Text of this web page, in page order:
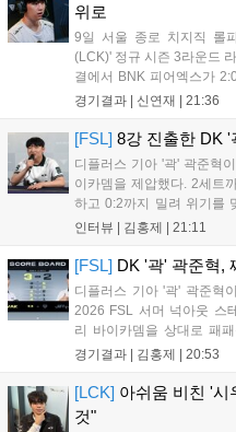
위로
9일 서울 종로 치지직 롤
(LCK)' 정규 시즌 3라운드
결에서 BNK 피어엑스가
달리가 제대로 통했고, 2세
경기결과 | 신연재 | 21:36
[FSL] 8강 진출한 DK
디플러스 기아 '곽' 곽준혁
이카뎀을 제압했다. 2세트
하고 0:2까지 밀려 위기를
분위기를 완전히 바꿨다. 3
인터뷰 | 김홍제 | 21:11
[FSL] DK '곽' 곽준혁,
디플러스 기아 '곽' 곽준혁
2026 FSL 서머 넉아웃 스
리 바이카뎀을 상대로 패
전에 성공하며 파이널 스테
로 깔끔한 마무리에 성공했
경기결과 | 김홍제 | 20:53
[LCK] 아쉬움 비친 '시
것"